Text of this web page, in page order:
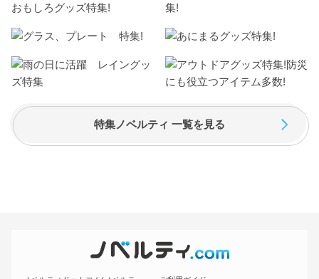
特集ノベルティ 一覧を見る